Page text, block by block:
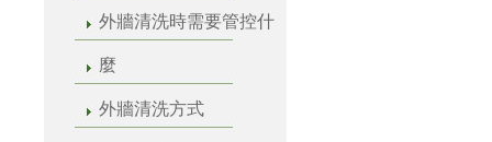
外牆清洗時需要管控什
麼
外牆清洗方式